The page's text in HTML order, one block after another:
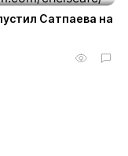
Сатпаева на